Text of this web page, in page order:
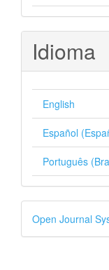
Idioma
English
Español
Português
por
Open Journal